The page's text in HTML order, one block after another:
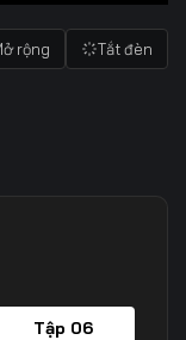
rộng Tắt đèn
Tập 06